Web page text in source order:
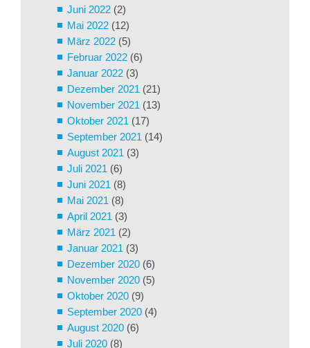
Juni 2022 (2)
Mai 2022 (12)
März 2022 (5)
Februar 2022 (6)
Januar 2022 (3)
Dezember 2021 (21)
November 2021 (13)
Oktober 2021 (17)
September 2021 (14)
August 2021 (3)
Juli 2021 (6)
Juni 2021 (8)
Mai 2021 (8)
April 2021 (3)
März 2021 (2)
Januar 2021 (3)
Dezember 2020 (6)
November 2020 (5)
Oktober 2020 (9)
September 2020 (4)
August 2020 (6)
Juli 2020 (8)